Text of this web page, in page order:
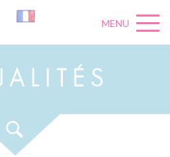
MENU
A L É S